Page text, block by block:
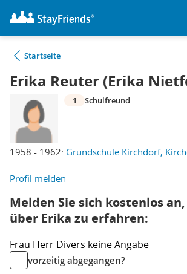
Startseite
Erika Reuter (Erika
1958 - 1962: Grundschule Kirchdorf,
1 Schulfreund
Profil melden
Melden Sie sich kostenlos
über Erika zu erfahren:
Frau Herr Divers keine Angabe
vorzeitig abgegangen?